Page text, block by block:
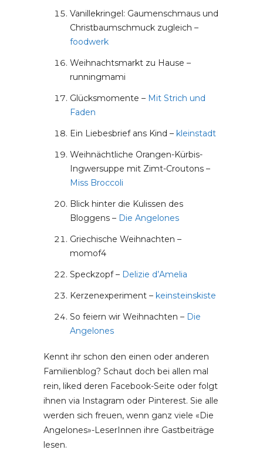
Vanillekringel: Gaumenschmaus und
Christbaumschmuck zugleich –
foodwerk
Weihnachtsmarkt zu Hause –
runningmami
Glücksmomente – Mit Strich und
Faden
Ein Liebesbrief ans Kind – kleinstadt
Weihnächtliche Orangen-Kürbis-
Ingwersuppe mit Zimt-Croutons –
Miss Broccoli
Blick hinter die Kulissen des
Bloggens – Die Angelones
Griechische Weihnachten –
momof4
Speckzopf – Delizie d’Amelia
Kerzenexperiment – keinsteinskiste
So feiern wir Weihnachten – Die
Angelones
Kennt ihr schon den einen oder anderen
Familienblog? Schaut doch bei allen mal
rein, liked deren Facebook-Seite oder folgt
ihnen via Instagram oder Pinterest. Sie alle
werden sich freuen, wenn ganz viele «Die
Angelones»-LeserInnen ihre Gastbeiträge
lesen.